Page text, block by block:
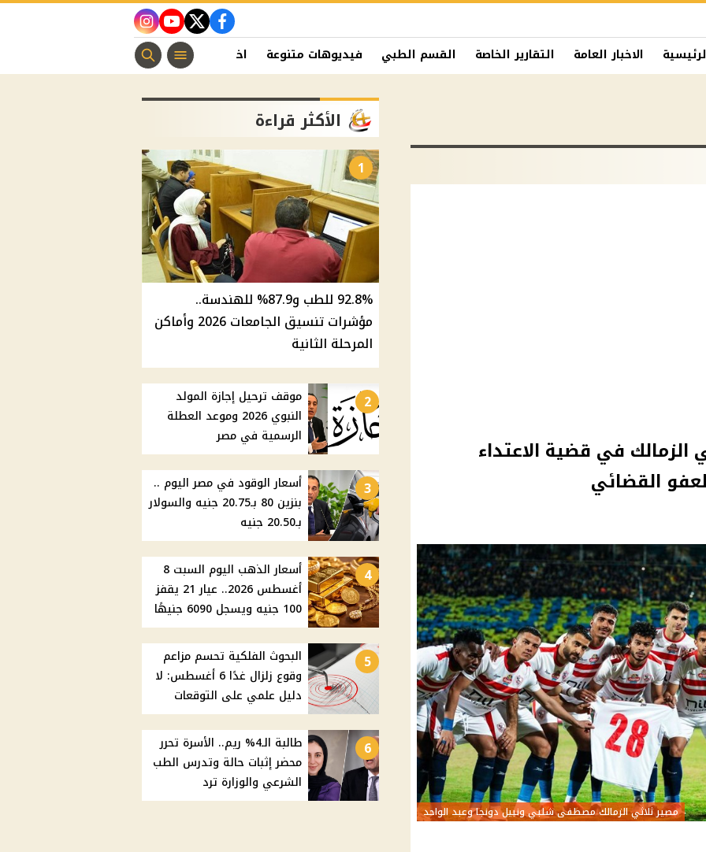
facebook
twitter
youtube
instagram
الاخبار العامة التقارير الخاصة القسم الطبي فيديوهات متنوعة اخبار الفن منوعات مسيحية
في قضية الاعتداء
القضائي
مصير ثلاثي الزمالك مصطفى شلبي ونبيل دونجا وعبد الواحد
الأكثر قراءة
1
92.8% للطب و87.9% للهندسة..
مؤشرات تنسيق الجامعات 2026 وأماكن
المرحلة الثانية
2
موقف ترحيل إجازة المولد
النبوي 2026 وموعد العطلة
الرسمية في مصر
3
أسعار الوقود في مصر اليوم ..
بنزين 80 بـ20.75 جنيه والسولار
بـ20.50 جنيه
4
أسعار الذهب اليوم السبت 8
أغسطس 2026.. عيار 21 يقفز
100 جنيه ويسجل 6090 جنيهًا
5
البحوث الفلكية تحسم مزاعم
وقوع زلزال غدًا 6 أغسطس: لا
دليل علمي على التوقعات
6
طالبة الـ4% ريم.. الأسرة تحرر
محضر إثبات حالة وتدرس الطب
الشرعي والوزارة ترد